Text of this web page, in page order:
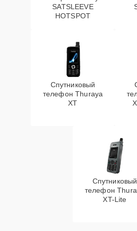
SATSLEEVE
HOTSPOT
Спутниковый
телефон Thuraya
XT
Спутниковый
телефон
XT-Lite